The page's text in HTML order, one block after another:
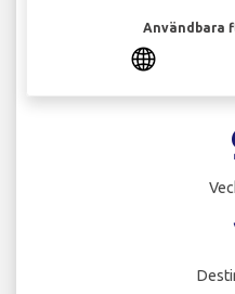
Användbara